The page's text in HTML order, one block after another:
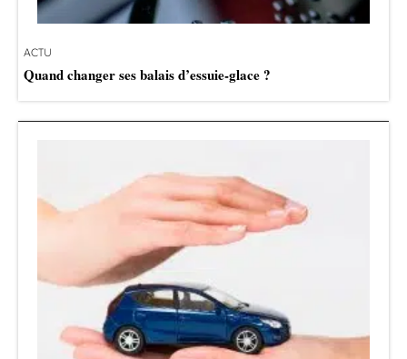
ACTU
Quand changer ses balais d’essuie-glace ?